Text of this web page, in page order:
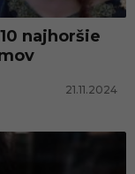
najhoršie
21.11.2024